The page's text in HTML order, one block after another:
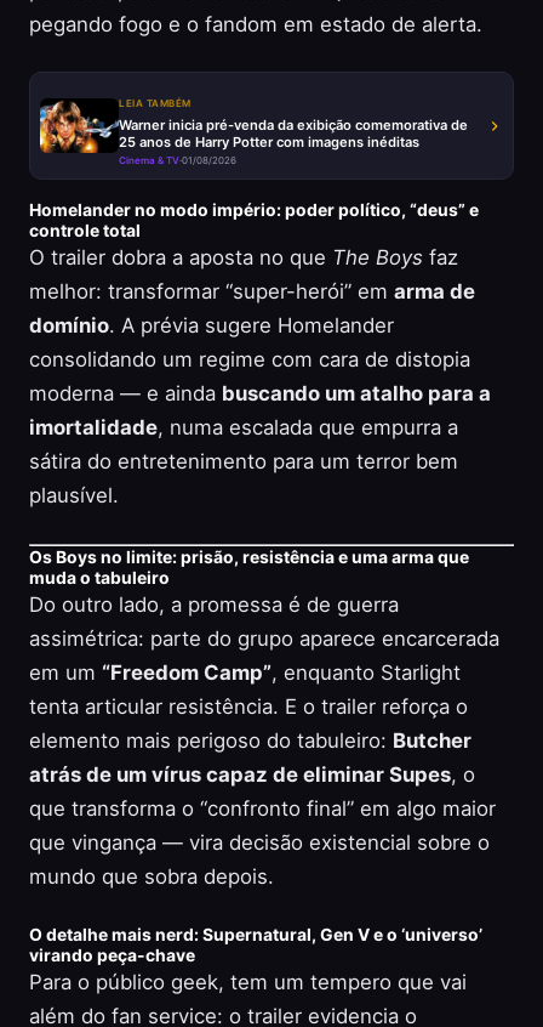
pegando fogo e o fandom em estado de alerta.
LEIA TAMBÉM
Warner inicia pré-venda da exibição comemorativa de
25 anos de Harry Potter com imagens inéditas
Cinema & TV·01/08/2026
Homelander no modo império: poder político, “deus” e
controle total
O trailer dobra a aposta no que The Boys faz
melhor: transformar “super-herói” em arma de
domínio. A prévia sugere Homelander
consolidando um regime com cara de distopia
moderna — e ainda buscando um atalho para a
imortalidade, numa escalada que empurra a
sátira do entretenimento para um terror bem
plausível.
Os Boys no limite: prisão, resistência e uma arma que
muda o tabuleiro
Do outro lado, a promessa é de guerra
assimétrica: parte do grupo aparece encarcerada
em um “Freedom Camp”, enquanto Starlight
tenta articular resistência. E o trailer reforça o
elemento mais perigoso do tabuleiro: Butcher
atrás de um vírus capaz de eliminar Supes, o
que transforma o “confronto final” em algo maior
que vingança — vira decisão existencial sobre o
mundo que sobra depois.
O detalhe mais nerd: Supernatural, Gen V e o ‘universo’
virando peça-chave
Para o público geek, tem um tempero que vai
além do fan service: o trailer evidencia o